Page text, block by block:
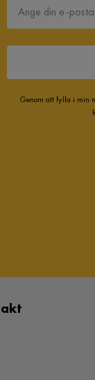
Genom att fylla i min